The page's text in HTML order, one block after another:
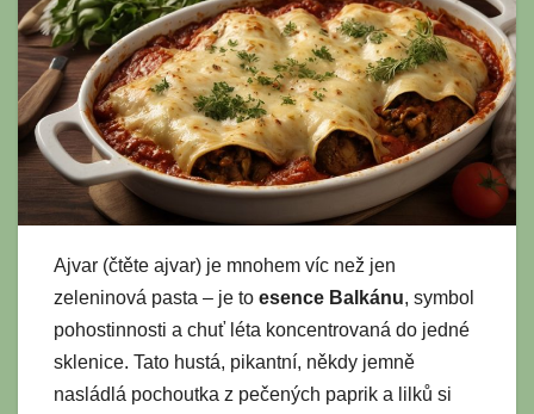
Ajvar (čtěte ajvar) je mnohem víc než jen
zeleninová pasta – je to esence Balkánu, symbol
pohostinnosti a chuť léta koncentrovaná do jedné
sklenice. Tato hustá, pikantní, někdy jemně
nasládlá pochoutka z pečených paprik a lilků si